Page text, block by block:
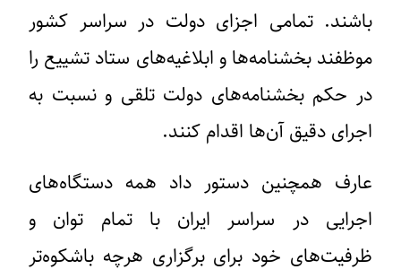
باشند. تمامی اجزای دولت در سراسر کشور
موظفند بخشنامه‌ها و ابلاغیه‌های ستاد تشییع را
در حکم بخشنامه‌های دولت تلقی و نسبت به
اجرای دقیق آن‌ها اقدام کنند.
عارف همچنین دستور داد همه دستگاه‌های
اجرایی در سراسر ایران با تمام توان و
ظرفیت‌های خود برای برگزاری هرچه باشکوه‌تر